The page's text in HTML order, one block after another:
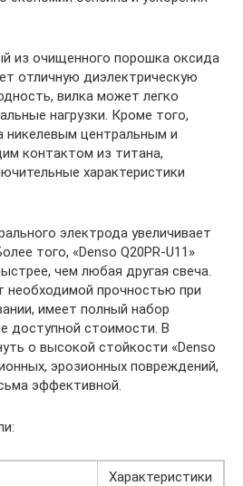
из очищенного порошка оксида
отличную диэлектрическую
вилка может легко
нагрузки. Кроме того,
никелевым центральным и
контактом из титана,
характеристики
электрода увеличивает
того, «Denso Q20PR-U11»
чем любая другая свеча.
необходимой прочностью при
имеет полный набор
доступной стоимости. В
о высокой стойкости «Denso
эрозионных повреждений,
эффективной.
Характеристики